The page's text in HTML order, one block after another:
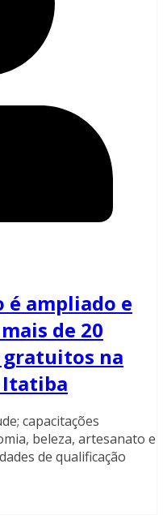
é ampliado e
de 20
gratuitos na
Itatiba
capacitações
beleza, artesanato e
de qualificação